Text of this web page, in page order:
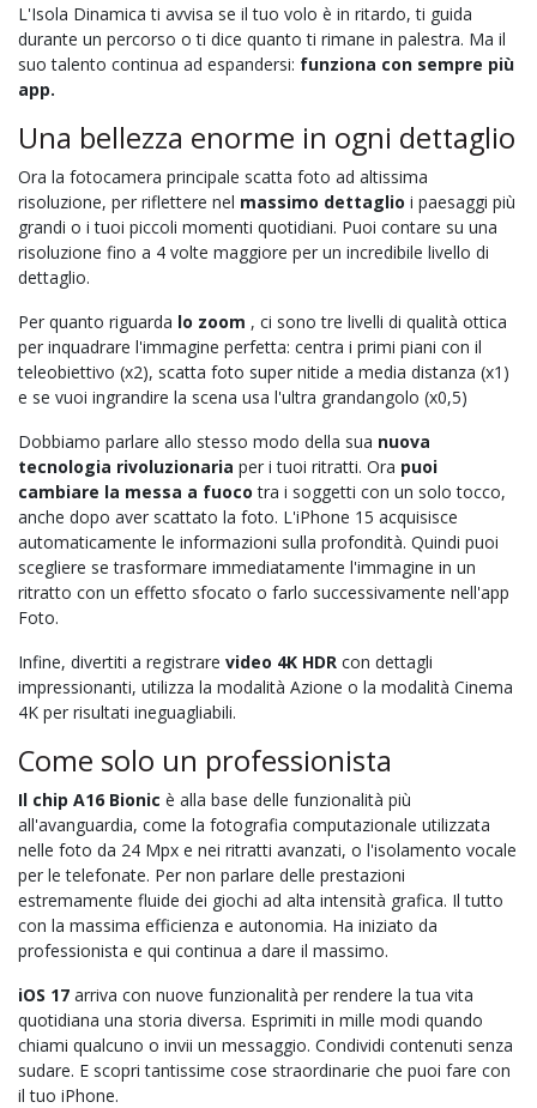
L'Isola Dinamica ti avvisa se il tuo volo è in ritardo, ti guida
durante un percorso o ti dice quanto ti rimane in palestra. Ma il
suo talento continua ad espandersi: funziona con sempre più
app.
Una bellezza enorme in ogni dettaglio
Ora la fotocamera principale scatta foto ad altissima
risoluzione, per riflettere nel massimo dettaglio i paesaggi più
grandi o i tuoi piccoli momenti quotidiani. Puoi contare su una
risoluzione fino a 4 volte maggiore per un incredibile livello di
dettaglio.
Per quanto riguarda lo zoom , ci sono tre livelli di qualità ottica
per inquadrare l'immagine perfetta: centra i primi piani con il
teleobiettivo (x2), scatta foto super nitide a media distanza (x1)
e se vuoi ingrandire la scena usa l'ultra grandangolo (x0,5)
Dobbiamo parlare allo stesso modo della sua nuova
tecnologia rivoluzionaria per i tuoi ritratti. Ora puoi
cambiare la messa a fuoco tra i soggetti con un solo tocco,
anche dopo aver scattato la foto. L'iPhone 15 acquisisce
automaticamente le informazioni sulla profondità. Quindi puoi
scegliere se trasformare immediatamente l'immagine in un
ritratto con un effetto sfocato o farlo successivamente nell'app
Foto.
Infine, divertiti a registrare video 4K HDR con dettagli
impressionanti, utilizza la modalità Azione o la modalità Cinema
4K per risultati ineguagliabili.
Come solo un professionista
Il chip A16 Bionic è alla base delle funzionalità più
all'avanguardia, come la fotografia computazionale utilizzata
nelle foto da 24 Mpx e nei ritratti avanzati, o l'isolamento vocale
per le telefonate. Per non parlare delle prestazioni
estremamente fluide dei giochi ad alta intensità grafica. Il tutto
con la massima efficienza e autonomia. Ha iniziato da
professionista e qui continua a dare il massimo.
iOS 17 arriva con nuove funzionalità per rendere la tua vita
quotidiana una storia diversa. Esprimiti in mille modi quando
chiami qualcuno o invii un messaggio. Condividi contenuti senza
sudare. E scopri tantissime cose straordinarie che puoi fare con
il tuo iPhone.